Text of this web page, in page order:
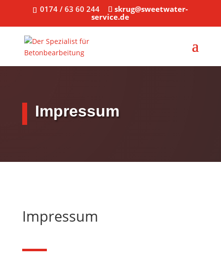
0174 / 63 60 244
skrug@sweetwater-
service.de
Impressum
Impressum